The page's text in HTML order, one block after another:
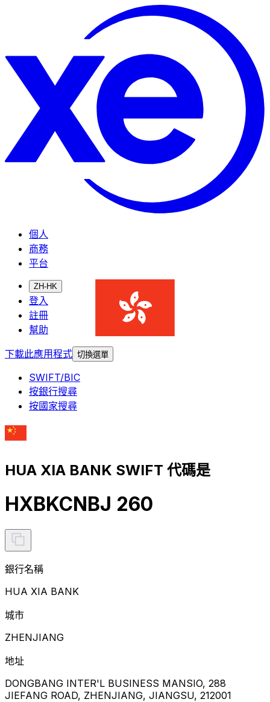
個人
商務
平台
ZH-HK
登入
註冊
幫助
下載此應用程式 切換選單
SWIFT/BIC
按銀行搜尋
按國家搜尋
HUA XIA BANK SWIFT 代碼是
HXBKCNBJ 260
銀行名稱
HUA XIA BANK
城市
ZHENJIANG
地址
DONGBANG INTER'L BUSINESS MANSIO, 288
JIEFANG ROAD, ZHENJIANG, JIANGSU, 212001